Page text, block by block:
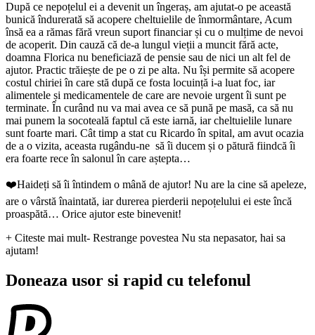
După ce nepoțelul ei a devenit un îngeraș, am ajutat-o pe această
bunică îndurerată să acopere cheltuielile de înmormântare, Acum
însă ea a rămas fără vreun suport financiar și cu o mulțime de nevoi
de acoperit. Din cauză că de-a lungul vieții a muncit fără acte,
doamna Florica nu beneficiază de pensie sau de nici un alt fel de
ajutor. Practic trăiește de pe o zi pe alta. Nu își permite să acopere
costul chiriei în care stă după ce fosta locuință i-a luat foc, iar
alimentele și medicamentele de care are nevoie urgent îi sunt pe
terminate. În curând nu va mai avea ce să pună pe masă, ca să nu
mai punem la socoteală faptul că este iarnă, iar cheltuielile lunare
sunt foarte mari. Cât timp a stat cu Ricardo în spital, am avut ocazia
de a o vizita, aceasta rugându-ne să îi ducem și o pătură fiindcă îi
era foarte rece în salonul în care aștepta…
❤️Haideți să îi întindem o mână de ajutor! Nu are la cine să apeleze,
are o vârstă înaintată, iar durerea pierderii nepoțelului ei este încă
proaspătă… Orice ajutor este binevenit!
+ Citeste mai mult- Restrange povestea Nu sta nepasator, hai sa
ajutam!
Doneaza usor si rapid cu telefonul